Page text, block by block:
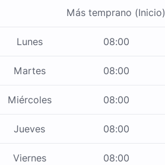
Más temprano (Inicio)
Lunes 08:00
Martes 08:00
Miércoles 08:00
Jueves 08:00
Viernes 08:00